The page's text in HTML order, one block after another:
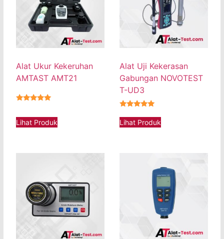
Alat Ukur Kekeruhan
AMTAST AMT21
Lihat Produk
Alat Uji Kekerasan
Gabungan NOVOTEST
T-UD3
Lihat Produk